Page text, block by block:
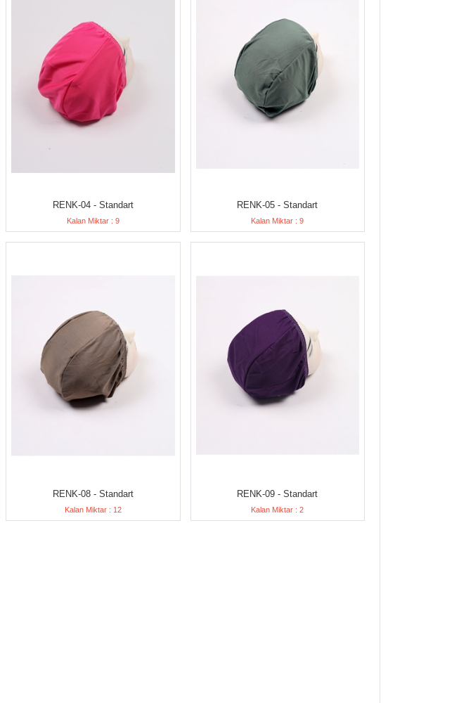
RENK-04 - Standart
Kalan Miktar : 9
RENK-05 - Standart
Kalan Miktar : 9
RENK-08 - Standart
Kalan Miktar : 12
RENK-09 - Standart
Kalan Miktar : 2